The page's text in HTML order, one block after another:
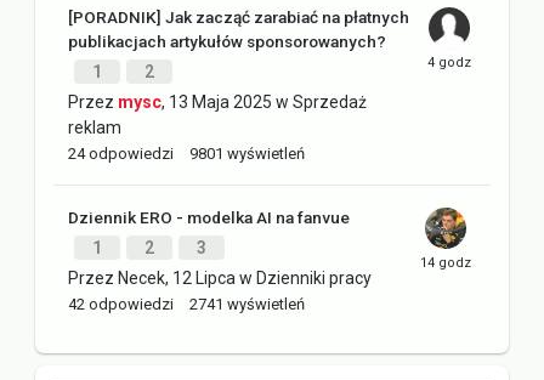
[PORADNIK] Jak zacząć zarabiać na płatnych
publikacjach artykułów sponsorowanych?
1
2
Przez mysc, 13 Maja 2025 w Sprzedaż
reklam
24 odpowiedzi 9801 wyświetleń
Dziennik ERO - modelka AI na fanvue
1
2
3
Przez Necek, 12 Lipca w Dzienniki pracy
42 odpowiedzi 2741 wyświetleń